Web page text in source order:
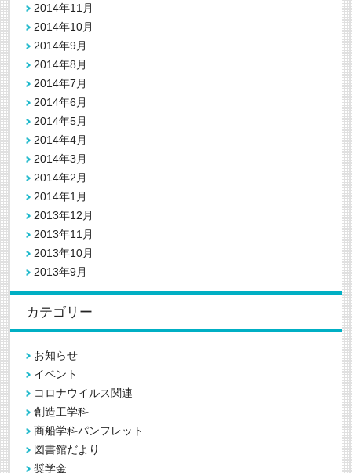
2014年11月
2014年10月
2014年9月
2014年8月
2014年7月
2014年6月
2014年5月
2014年4月
2014年3月
2014年2月
2014年1月
2013年12月
2013年11月
2013年10月
2013年9月
カテゴリー
お知らせ
イベント
コロナウイルス関連
創造工学科
商船学科パンフレット
図書館だより
奨学金